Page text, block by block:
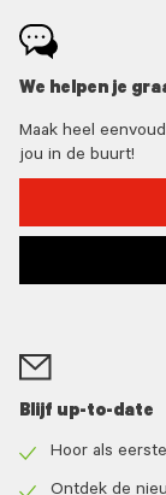
We helpen je
Maak heel
jou in de buurt!
Blijf up-to-date
icon
Hoor als